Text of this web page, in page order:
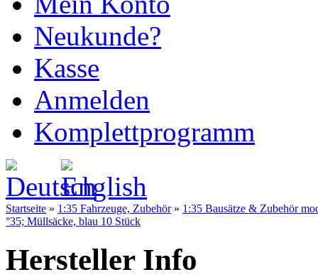
Neukunde?
Kasse
Anmelden
Komplettprogramm
Startseite » 1:35 Fahrzeuge, Zubehör» 1:35 Bausätze & Zubehör
°35; Müllsäcke, blau 10 Stück
Hersteller Info